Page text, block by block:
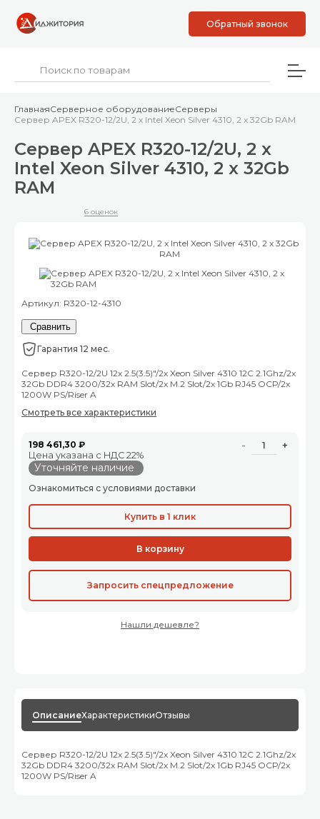
Обратный звонок
ГлавнаяСерверное оборудованиеСерверы
Сервер APEX R320-12/2U, 2 x Intel Xeon Silver 4310, 2 x 32Gb RAM
Сервер APEX R320-12/2U, 2 x
Intel Xeon Silver 4310, 2 x 32Gb
RAM
6 оценок
Артикул: R320-12-4310
Сравнить
Гарантия 12 мес.
Сервер R320-12/2U 12x 2.5(3.5)"/2x Xeon Silver 4310 12C 2.1Ghz/2x
32Gb DDR4 3200/32x RAM Slot/2x M.2 Slot/2x 1Gb RJ45 OCP/2x
1200W PS/Riser A
Смотреть все характеристики
198 461,30 ₽
Цена указана с НДС 22%
Уточняйте наличие
- +
Ознакомиться с условиями доставки
Купить в 1 клик
В корзину
Запросить спецпредложение
Нашли дешевле?
ОписаниеХарактеристикиОтзывы
Сервер R320-12/2U 12x 2.5(3.5)"/2x Xeon Silver 4310 12C 2.1Ghz/2x
32Gb DDR4 3200/32x RAM Slot/2x M.2 Slot/2x 1Gb RJ45 OCP/2x
1200W PS/Riser A